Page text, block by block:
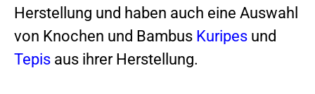
Herstellung und haben auch eine Auswahl
von Knochen und Bambus Kuripes und
Tepis aus ihrer Herstellung.